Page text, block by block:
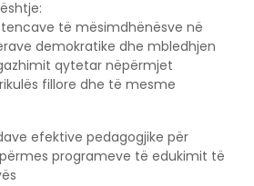
të mësimdhënësve në
demokratike dhe mbledhjen
qytetar nëpërmjet
fillore dhe të mesme
efektive pedagogjike për
programeve të edukimit të